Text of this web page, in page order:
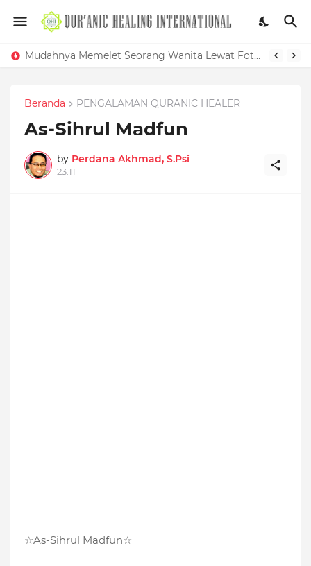
Mudahnya Memelet Seorang Wanita Lewat Foto di Facebook
Beranda PENGALAMAN QURANIC HEALER
As-Sihrul Madfun
by Perdana Akhmad, S.Psi
23.11
☆As-Sihrul Madfun☆